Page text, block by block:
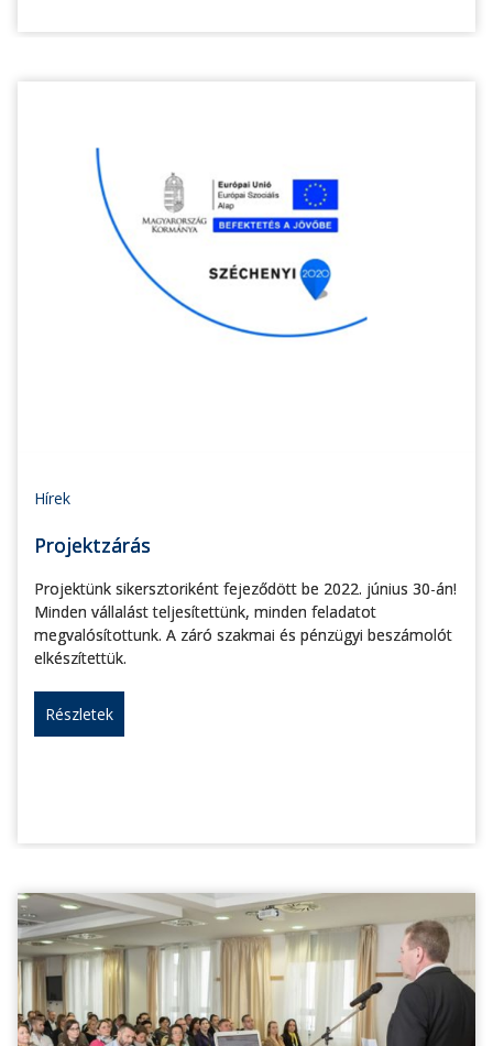
Hírek
Projektzárás
Projektünk sikersztoriként fejeződött be 2022. június 30-án!
Minden vállalást teljesítettünk, minden feladatot
megvalósítottunk. A záró szakmai és pénzügyi beszámolót
elkészítettük.
Részletek